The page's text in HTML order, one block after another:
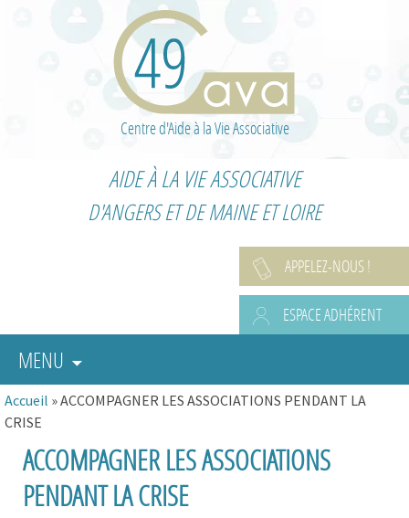
Centre d'Aide à la Vie Associative
AIDE À LA VIE ASSOCIATIVE
D'ANGERS ET DE MAINE ET LOIRE
APPELEZ-NOUS !
ESPACE ADHÉRENT
MENU
Accueil »ACCOMPAGNER LES ASSOCIATIONS PENDANT LA
CRISE
ACCOMPAGNER LES ASSOCIATIONS
PENDANT LA CRISE